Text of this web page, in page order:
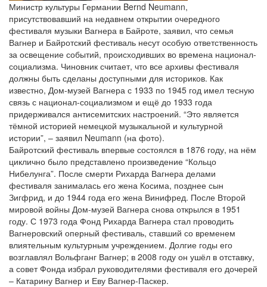
Министр культуры Германии Bernd Neumann,
присутствовавший на недавнем открытии очередного
фестиваля музыки Вагнера в Байроте, заявил, что семья
Вагнер и Байротский фестиваль несут особую ответственность
за освещение событий, происходивших во времена национал-
социализма. Чиновник считает, что все архивы фестиваля
должны быть сделаны доступными для историков. Как
известно, Дом-музей Вагнера с 1933 по 1945 год имел тесную
связь с национал-социализмом и ещё до 1933 года
придерживался антисемитских настроений. “Это является
тёмной историей немецкой музыкальной и культурной
истории”, – заявил Neumann (на фото).
Байротский фестиваль впервые состоялся в 1876 году, на нём
циклично было представлено произведение “Кольцо
Нибелунга”. После смерти Рихарда Вагнера делами
фестиваля занималась его жена Косима, позднее сын
Зигфрид, и до 1944 года его жена Винифред. После Второй
мировой войны Дом-музей Вагнера снова открылся в 1951
году. С 1973 года Фонд Рихарда Вагнера стал проводить
Вагнеровский оперный фестиваль, ставший со временем
влиятельным культурным учреждением. Долгие годы его
возглавлял Вольфганг Вагнер; в 2008 году он ушёл в отставку,
а совет Фонда избрал руководителями фестиваля его дочерей
– Катарину Вагнер и Еву Вагнер-Паскер.